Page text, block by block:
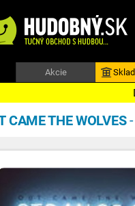
Akcie
CAME THE WOLVES